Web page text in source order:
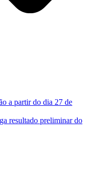
a partir do dia 27 de
resultado preliminar do